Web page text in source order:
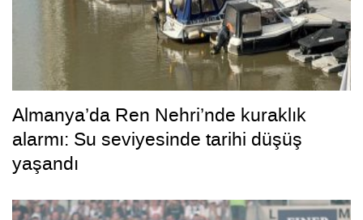
Almanya’da Ren Nehri’nde kuraklık
alarmı: Su seviyesinde tarihi düşüş
yaşandı